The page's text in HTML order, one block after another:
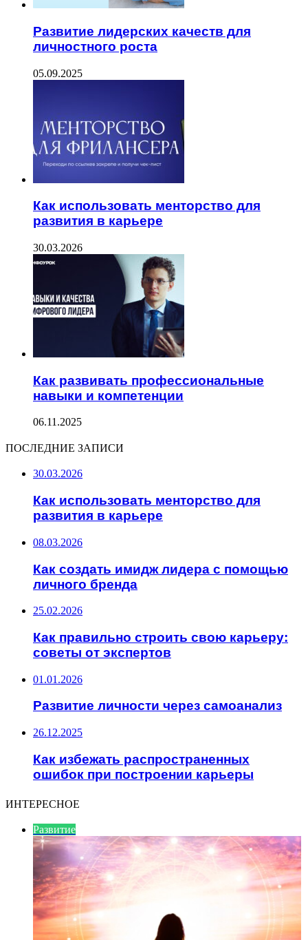
Развитие лидерских качеств для
личностного роста
05.09.2025
Как использовать менторство для
развития в карьере
30.03.2026
Как развивать профессиональные
навыки и компетенции
06.11.2025
ПОСЛЕДНИЕ ЗАПИСИ
30.03.2026
Как использовать менторство для
развития в карьере
08.03.2026
Как создать имидж лидера с помощью
личного бренда
25.02.2026
Как правильно строить свою карьеру:
советы от экспертов
01.01.2026
Развитие личности через самоанализ
26.12.2025
Как избежать распространенных
ошибок при построении карьеры
ИНТЕРЕСНОЕ
Развитие